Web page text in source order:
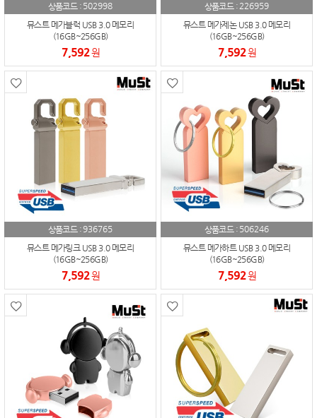
상품코드 : 502998
뮤스트 메가블럭 USB 3.0 메모리
(16GB~256GB)
7,592원
상품코드 :226959
뮤스트 메가제논 USB 3.0 메모리
(16GB~256GB)
7,592원
상품코드 :936765
뮤스트 메가링크 USB 3.0 메모리
(16GB~256GB)
7,592원
상품코드 : 506246
뮤스트 메가하트 USB 3.0 메모리
(16GB~256GB)
7,592원